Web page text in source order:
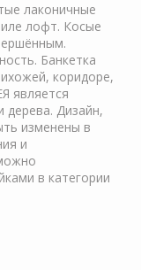
лаконичные
лофт. Косые
Банкетка
коридоре,
является
дерева. Дизайн,
изменены в
и
в категории